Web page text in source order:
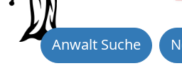
Anwalt Suche